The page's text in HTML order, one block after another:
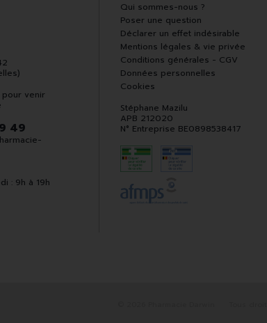
venir
49
: 9h à 19h
Qui sommes-nous ?
Poser une question
Déclarer un effet indésirable
Mentions légales & vie privée
Conditions générales - CGV
Données personnelles
Cookies
Stéphane Mazilu
APB 212020
N° Entreprise BE0898538417